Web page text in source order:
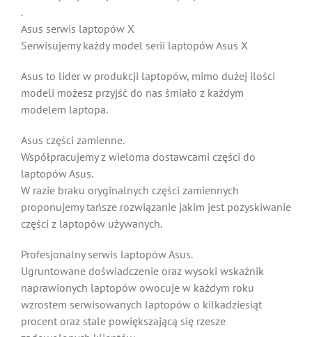
.
Asus serwis laptopów X
Serwisujemy każdy model serii laptopów Asus X
Asus to lider w produkcji laptopów, mimo dużej ilości
modeli możesz przyjść do nas śmiało z każdym
modelem laptopa.
Asus części zamienne.
Współpracujemy z wieloma dostawcami części do
laptopów Asus.
W razie braku oryginalnych części zamiennych
proponujemy tańsze rozwiązanie jakim jest pozyskiwanie
części z laptopów używanych.
Profesjonalny serwis laptopów Asus.
Ugruntowane doświadczenie oraz wysoki wskaźnik
naprawionych laptopów owocuje w każdym roku
wzrostem serwisowanych laptopów o kilkadziesiąt
procent oraz stale powiększającą się rzesze